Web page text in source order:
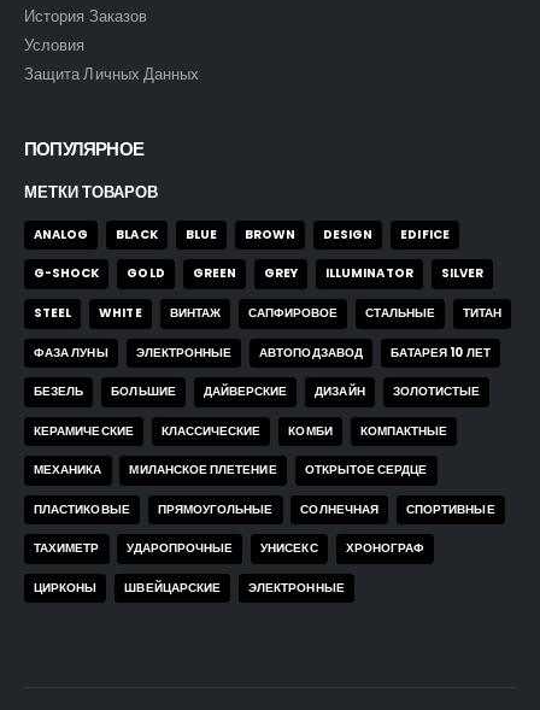
История Заказов
Условия
Защита Личных Данных
ПОПУЛЯРНОЕ
МЕТКИ ТОВАРОВ
ANALOG BLACK BLUE BROWN DESIGN EDIFICE
G-SHOCK GOLD GREEN GREY ILLUMINATOR SILVER
STEEL WHITE ВИНТАЖ САПФИРОВОЕ СТАЛЬНЫЕ ТИТАН
ФАЗА ЛУНЫ ЭЛЕКТРОННЫЕ АВТОПОДЗАВОД БАТАРЕЯ 10 ЛЕТ
БЕЗЕЛЬ БОЛЬШИЕ ДАЙВЕРСКИЕ ДИЗАЙН ЗОЛОТИСТЫЕ
КЕРАМИЧЕСКИЕ КЛАССИЧЕСКИЕ КОМБИ КОМПАКТНЫЕ
МЕХАНИКА МИЛАНСКОЕ ПЛЕТЕНИЕ ОТКРЫТОЕ СЕРДЦЕ
ПЛАСТИКОВЫЕ ПРЯМОУГОЛЬНЫЕ СОЛНЕЧНАЯ СПОРТИВНЫЕ
ТАХИМЕТР УДАРОПРОЧНЫЕ УНИСЕКС ХРОНОГРАФ
ЦИРКОНЫ ШВЕЙЦАРСКИЕ ЭЛЕКТРОННЫЕ